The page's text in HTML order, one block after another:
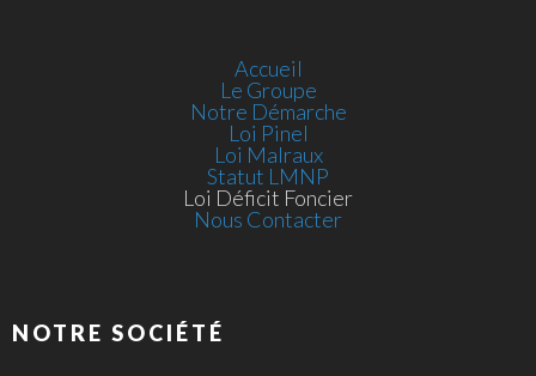
Accueil
Le Groupe
Notre Démarche
Loi Pinel
Loi Malraux
Statut LMNP
Loi Déficit Foncier
Nous Contacter
NOTRE SOCIÉTÉ